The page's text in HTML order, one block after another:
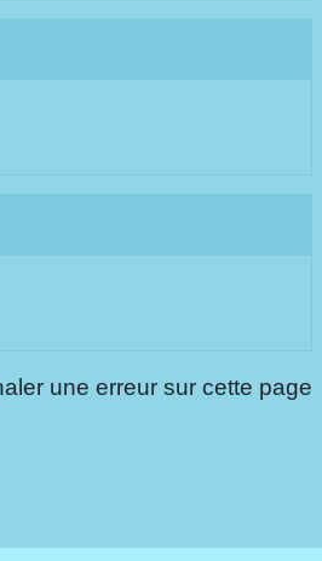
une erreur sur cette page